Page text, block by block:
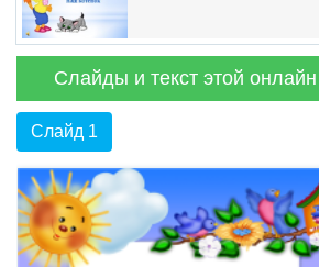
Слайды и текст этой
Слайд 1